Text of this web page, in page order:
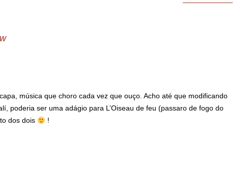
música que choro cada vez que ouço. Acho até que modificando
poderia ser uma adágio para L’Oiseau de feu (passaro de fogo do
dos dois
!